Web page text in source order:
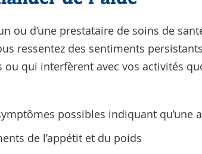
ou d’une prestataire de soins de
ressentez des sentiments
qui interfèrent avec vos activités
possibles indiquant
de l’appétit et du poids